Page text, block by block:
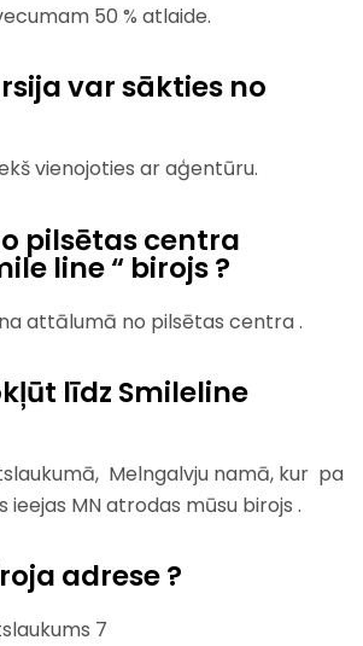
50 % atlaide.
var sākties no
vienojoties ar aģentūru.
pilsētas centra
line “ birojs ?
attālumā no pilsētas centra .
līdz Smileline
Melngalvju namā, kur pa
ieejas MN atrodas mūsu birojs .
adrese ?
7